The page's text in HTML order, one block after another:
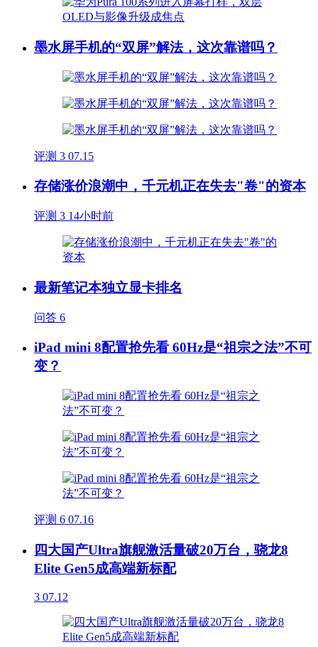
墨水屏手机的“双屏”解法，这次靠谱吗？
评测 3 07.15
存储涨价浪潮中，千元机正在失去"卷"的资本
评测 3 14小时前
最新笔记本独立显卡排名
问答 6
iPad mini 8配置抢先看 60Hz是“祖宗之法”不可
变？
评测 6 07.16
四大国产Ultra旗舰激活量破20万台，骁龙8
Elite Gen5成高端新标配
3 07.12